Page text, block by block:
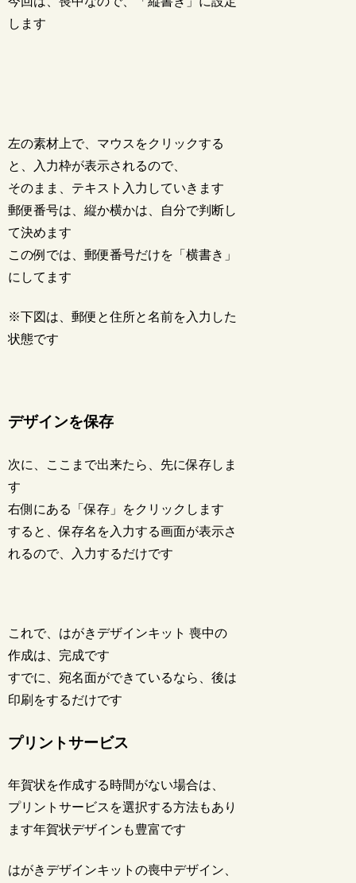
します
左の素材上で、マウスをクリックする
と、入力枠が表示されるので、
そのまま、テキスト入力していきます
郵便番号は、縦か横かは、自分で判断し
て決めます
この例では、郵便番号だけを「横書き」
にしてます
※下図は、郵便と住所と名前を入力した
状態です
デザインを保存
次に、ここまで出来たら、先に保存しま
す
右側にある「保存」をクリックします
すると、保存名を入力する画面が表示さ
れるので、入力するだけです
これで、はがきデザインキット 喪中の
作成は、完成です
すでに、宛名面ができているなら、後は
印刷をするだけです
プリントサービス
年賀状を作成する時間がない場合は、
プリントサービスを選択する方法もあり
ます年賀状デザインも豊富です
はがきデザインキットの喪中デザイン、